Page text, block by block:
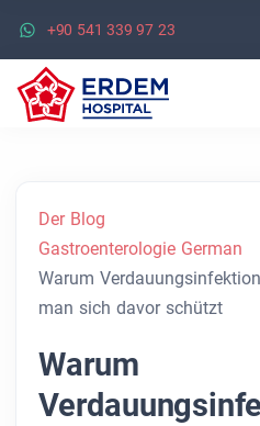
+90 541 339 97 23
Der Blog
Gastroenterologie German
Warum
man sich davor schützt
Warum